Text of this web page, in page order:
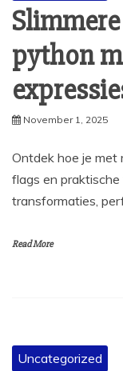
python
November 1, 2025
Ontdek hoe je met
flags en praktische
transformaties,
Read More
Uncategorized